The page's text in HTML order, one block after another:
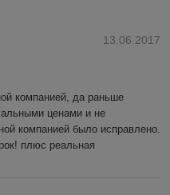
13.06.2017
компанией, да раньше
ценами и не
компанией было исправлено.
плюс реальная